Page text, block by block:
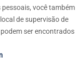
você também
de supervisão de
ser encontrados